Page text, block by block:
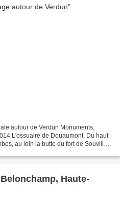
autour de Verdun Monuments,
L'ossuaire de Douaumont. Du haut
au loin la butte du fort de Souville
Haute-